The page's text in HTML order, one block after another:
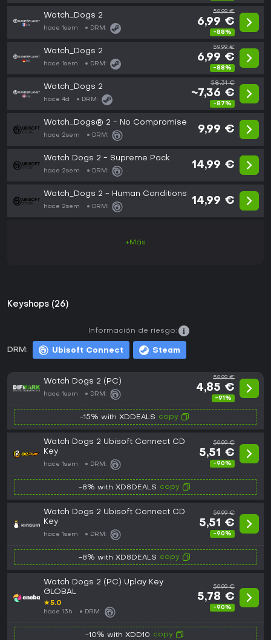
Watch_Dogs 2
hace 1sem DRM:
59,99 €
6,99 €
-88%
Watch_Dogs 2
hace 1sem DRM:
59,99 €
6,99 €
-88%
Watch_Dogs 2
hace 4d DRM:
58,31 €
~7,36 €
-87%
Watch_Dogs® 2 - No Compromise
hace 2sem DRM:
9,99 €
Watch Dogs 2 - Supreme Pack
hace 2sem DRM:
14,99 €
Watch_Dogs 2 - Human Conditions
hace 2sem DRM:
14,99 €
+Más
Keyshops (26)
DRM: Ubisoft Connect Steam
Información de riesgo:
Watch Dogs 2 (PC)
hace 1sem DRM:
59,99 €
4,85 €
-91%
-15% with XDDEALS copy
Watch Dogs 2 Ubisoft Connect CD
Key
hace 1sem DRM:
59,99 €
5,51 €
-90%
-8% with XD8DEALS copy
Watch Dogs 2 Ubisoft Connect CD
Key
hace 1sem DRM:
59,99 €
5,51 €
-90%
-8% with XD8DEALS copy
Watch Dogs 2 (PC) Uplay Key
GLOBAL
★5.0
hace 13h DRM:
59,99 €
5,78 €
-90%
-10% with XDD10 copy